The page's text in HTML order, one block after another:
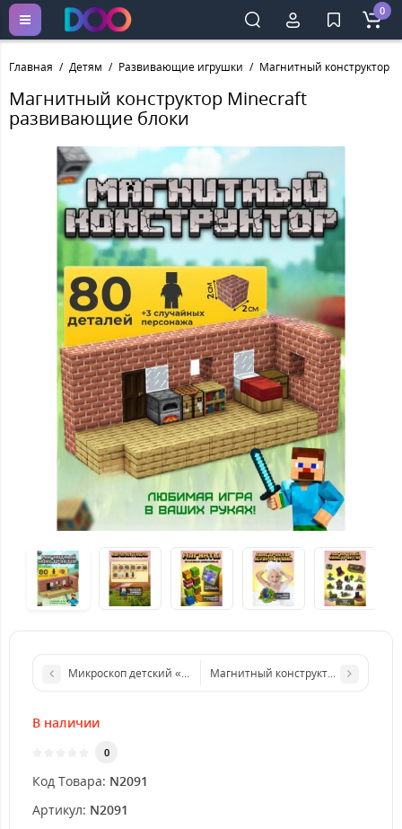
0
Главная Детям Развивающие игрушки Магнитный конструктор
Магнитный конструктор Minecraft
развивающие блоки
Микроскоп детский «Юный ботаник» кратность х100, х400,
Магнитный конструктор Minecraft
В наличии
0
Код Товара: N2091
Артикул: N2091